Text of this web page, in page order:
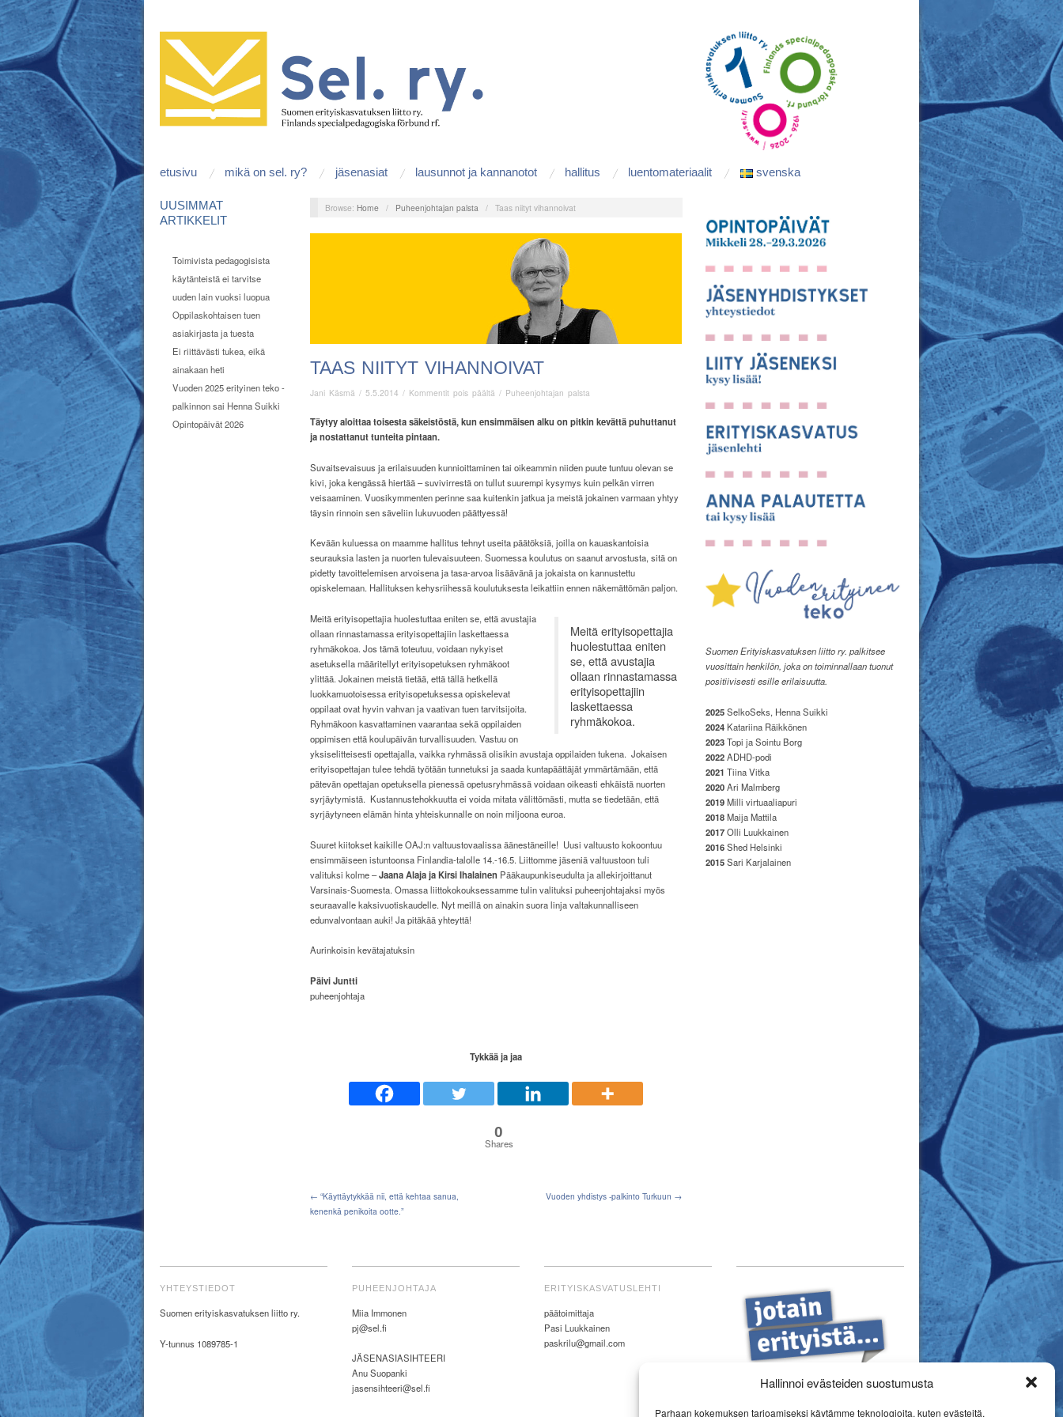
Hallinnoi evästeiden suostumusta
Parhaan kokemuksen tarjoamiseksi käytämme teknologioita, kuten evästeitä,
etusivu mikä on sel. ry? jäsenasiat lausunnot ja kannanotot hallitus luentomateriaalit svenska
UUSIMMAT
ARTIKKELIT
Toimivista pedagogisista
käytänteistä ei tarvitse
uuden lain vuoksi luopua
Oppilaskohtaisen tuen
asiakirjasta ja tuesta
Ei riittävästi tukea, eikä
ainakaan heti
Vuoden 2025 erityinen teko -
palkinnon sai Henna Suikki
Opintopäivät 2026
Browse: Home / Puheenjohtajan palsta / Taas niityt vihannoivat
TAAS NIITYT VIHANNOIVAT
Jani Käsmä / 5.5.2014 / Kommentit pois päältä artikkelissa
niityt
/ Puheenjohtajan palsta
Täytyy aloittaa toisesta säkeistöstä, kun ensimmäisen alku on pitkin kevättä puhuttanut
ja nostattanut tunteita pintaan.
Suvaitsevaisuus ja erilaisuuden kunnioittaminen tai oikeammin niiden puute tuntuu olevan se
kivi, joka kengässä hiertää – suvivirrestä on tullut suurempi kysymys kuin pelkän virren
veisaaminen. Vuosikymmenten perinne saa kuitenkin jatkua ja meistä jokainen varmaan yhtyy
täysin rinnoin sen säveliin lukuvuoden päättyessä!
Kevään kuluessa on maamme hallitus tehnyt useita päätöksiä, joilla on kauaskantoisia
seurauksia lasten ja nuorten tulevaisuuteen. Suomessa koulutus on saanut arvostusta, sitä on
pidetty tavoittelemisen arvoisena ja tasa-arvoa lisäävänä ja jokaista on kannustettu
opiskelemaan. Hallituksen kehysriihessä koulutuksesta leikattiin ennen näkemättömän paljon.
Meitä erityisopettajia
huolestuttaa eniten
se, että avustajia
ollaan rinnastamassa
erityisopettajiin
laskettaessa
ryhmäkokoa.
Meitä erityisopettajia huolestuttaa eniten se, että avustajia
ollaan rinnastamassa erityisopettajiin laskettaessa
ryhmäkokoa. Jos tämä toteutuu, voidaan nykyiset
asetuksella määritellyt erityisopetuksen ryhmäkoot
ylittää. Jokainen meistä tietää, että tällä hetkellä
luokkamuotoisessa erityisopetuksessa opiskelevat
oppilaat ovat hyvin vahvan ja vaativan tuen tarvitsijoita.
Ryhmäkoon kasvattaminen vaarantaa sekä oppilaiden
oppimisen että koulupäivän turvallisuuden. Vastuu on
yksiselitteisesti opettajalla, vaikka ryhmässä olisikin avustaja oppilaiden tukena. Jokaisen
erityisopettajan tulee tehdä työtään tunnetuksi ja saada kuntapäättäjät ymmärtämään, että
pätevän opettajan opetuksella pienessä opetusryhmässä voidaan oikeasti ehkäistä nuorten
syrjäytymistä. Kustannustehokkuutta ei voida mitata välittömästi, mutta se tiedetään, että
syrjäytyneen elämän hinta yhteiskunnalle on noin miljoona euroa.
Suuret kiitokset kaikille OAJ:n valtuustovaalissa äänestäneille! Uusi valtuusto kokoontuu
ensimmäiseen istuntoonsa Finlandia-talolle 14.-16.5. Liittomme jäseniä valtuustoon tuli
valituksi kolme –Jaana Alaja ja Kirsi Ihalainen Pääkaupunkiseudulta ja allekirjoittanut
Varsinais-Suomesta. Omassa liittokokouksessamme tulin valituksi puheenjohtajaksi myös
seuraavalle kaksivuotiskaudelle. Nyt meillä on ainakin suora linja valtakunnalliseen
edunvalvontaan auki! Ja pitäkää yhteyttä!
Aurinkoisin kevätajatuksin
Päivi Juntti
puheenjohtaja
Tykkää ja jaa
0
Shares
← “Käyttäytykkää nii, että kehtaa sanua,
kenenkä penikoita ootte.”
Vuoden yhdistys -palkinto Turkuun →
Suomen Erityiskasvatuksen liitto ry. palkitsee
vuosittain henkilön, joka on toiminnallaan tuonut
positiivisesti esille erilaisuutta.
2025SelkoSeks, Henna Suikki
2024 Katariina Räikkönen
2023Topi ja Sointu Borg
2022ADHD-podi
2021 Tiina Vitka
2020Ari Malmberg
2019Milli virtuaaliapuri
2018Maija Mattila
2017Olli Luukkainen
2016Shed Helsinki
2015Sari Karjalainen
YHTEYSTIEDOT
Suomen erityiskasvatuksen liitto ry.
Y-tunnus 1089785-1
PUHEENJOHTAJA
Miia Immonen
pj@sel.fi
JÄSENASIASIHTEERI
Anu Suopanki
jasensihteeri@sel.fi
ERITYISKASVATUSLEHTI
päätoimittaja
Pasi Luukkainen
paskrilu@gmail.com